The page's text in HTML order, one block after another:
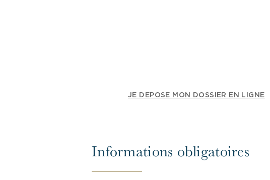
JE DEPOSE MON DOSSIER EN LIGNE
Informations obligatoires